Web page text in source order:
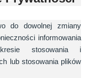
do dowolnej zmiany
informowania
stosowania i
lub stosowania plików